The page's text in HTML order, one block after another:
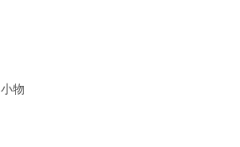
小物